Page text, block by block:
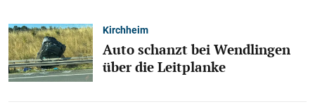
Kirchheim
Auto schanzt bei Wendlingen
über die Leitplanke